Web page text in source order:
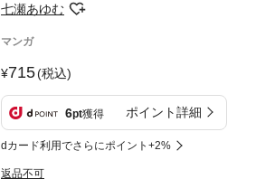
七瀬あゆむ
マンガ
715(税込)
6pt獲得 ポイント詳細
dカード利用でさらにポイント+2%
返品不可